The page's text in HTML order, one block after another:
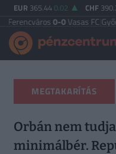
EUR 365.44 0.02 CHF
0-0Vasas FCGyőri ETO FC
MEGTAKARÍTÁS
Orbán nem
minimálbér.